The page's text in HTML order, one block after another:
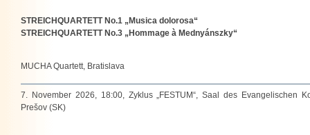
STREICHQUARTETT No.1 „Musica dolorosa“
STREICHQUARTETT No.3 „Hommage à Mednyánszky“
MUCHA Quartett, Bratislava
7. November 2026, 18:00, Zyklus „FESTUM“, Saal des Evangelischen
Prešov (SK)